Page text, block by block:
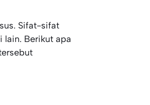
Sifat-sifat
lain. Berikut apa